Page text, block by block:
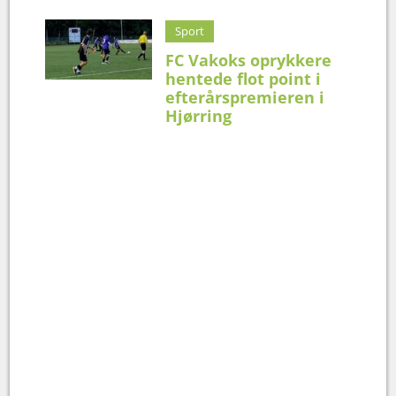
Sport
FC Vakoks oprykkere
hentede flot point i
efterårspremieren i
Hjørring